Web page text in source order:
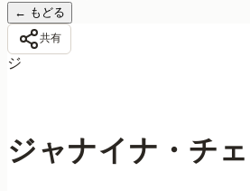
← もどる
共有
ジ
ジャナイナ・チ